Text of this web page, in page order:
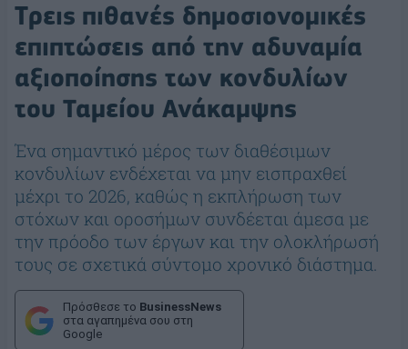
Tρεις πιθανές δημοσιονομικές
επιπτώσεις από την αδυναμία
αξιοποίησης των κονδυλίων
του Ταμείου Ανάκαμψης
Ένα σημαντικό μέρος των διαθέσιμων
κονδυλίων ενδέχεται να μην εισπραχθεί
μέχρι το 2026, καθώς η εκπλήρωση των
στόχων και οροσήμων συνδέεται άμεσα με
την πρόοδο των έργων και την ολοκλήρωσή
τους σε σχετικά σύντομο χρονικό διάστημα.
Πρόσθεσε το BusinessNews
στα αγαπημένα σου στη
Google